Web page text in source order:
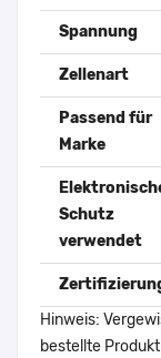
Spannung
Zellenart
Passend für
Marke
Schutz
verwendet
Hinweis:
bestellte